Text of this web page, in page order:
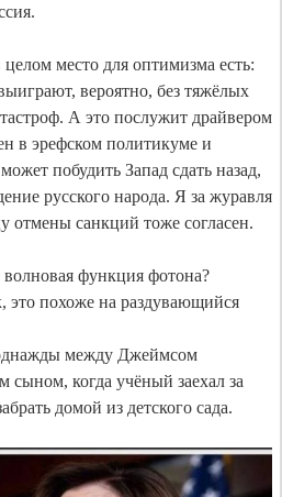
место для оптимизма есть:
вероятно, без тяжёлых
А это послужит драйвером
в эрефском политикуме и
побудить Запад сдать назад,
русского народа. Я за журавля
отмены санкций тоже согласен.
функция фотона?
похоже на раздувающийся
между Джеймсом
сыном, когда учёный заехал за
домой из детского сада.